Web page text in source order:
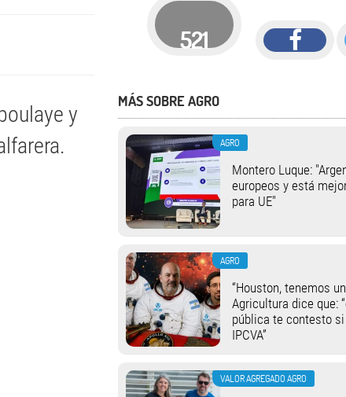
y
521
MÁS SOBRE AGRO
AGRO
Montero Luque:
europeos y está
para UE"
AGRO
“Houston, tenemos
Agricultura dice que:
pública te contesto
IPCVA”
VALOR AGREGADO AGRO